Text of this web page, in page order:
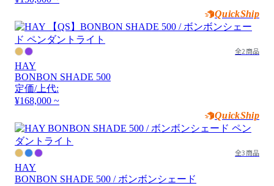
QuickShip
全2商品
HAY
BONBON SHADE 500
定価/上代:
¥168,000 ~
QuickShip
全3商品
HAY
BONBON SHADE 500 / ボンボンシェード